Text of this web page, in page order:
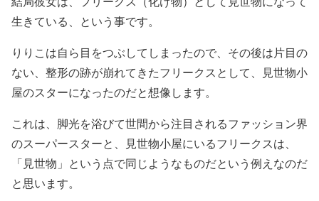
生きている 、という事です。
りりこは自ら目をつぶしてしまったので、その後は片目の
ない、整形の跡が崩れてきたフリークスとして、見世物小
屋のスターになったのだと想像します。
これは、 脚光を浴びて世間から注目されるファッション界
のスーパースターと、見世物小屋にいるフリークスは、
「見世物」という点で同じようなものだという例え なのだ
と思います。